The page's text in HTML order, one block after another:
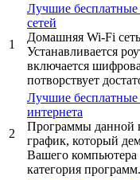
1
Лучшие
сетей
Домашняя Wi-Fi
Устанавливается
включается
потворствует
2
Лучшие бесплатные
интернета
Программы данной
график, который
Вашего компьютера
категория